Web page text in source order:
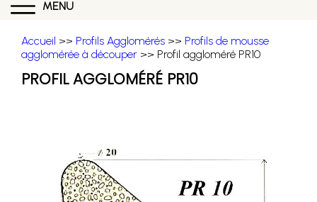
MENU
Accueil >> Profils Agglomérés >> Profils de mousse
agglomérée à découper >> Profil aggloméré PR10
PROFIL AGGLOMÉRÉ PR10